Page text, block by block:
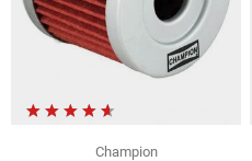
Champion